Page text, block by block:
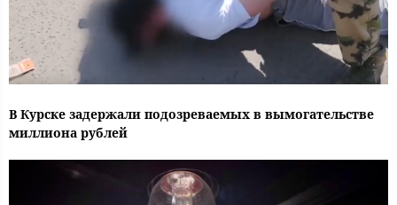
В Курске задержали подозреваемых в вымогательстве
миллиона рублей